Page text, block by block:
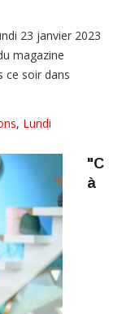
23 janvier 2023
magazine
ce soir dans
, Lundi
"C
à